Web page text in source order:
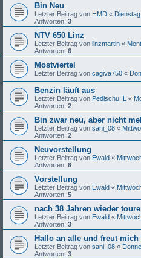
Bin Neu
Letzter Beitrag von HMD «
Antworten: 3
NTV 650 Linz
Letzter Beitrag von linzmartin «
Antworten: 6
Mostviertel
Letzter Beitrag von cagiva750 «
Benzin läuft aus
Letzter Beitrag von Pedischu_L «
Antworten: 2
Bin zwar neu, aber nicht
Letzter Beitrag von sani_08 «
Antworten: 2
Neuvorstellung
Letzter Beitrag von Ewald «
Antworten: 6
Vorstellung
Letzter Beitrag von Ewald «
Antworten: 5
nach 38 Jahren wieder
Letzter Beitrag von Ewald «
Antworten: 3
Hallo an alle und freut
Letzter Beitrag von sani_08 «
Antworten: 3